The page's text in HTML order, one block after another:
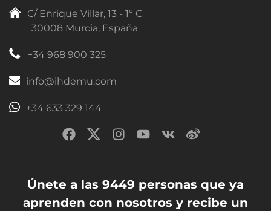
C/ Enrique Villar, 13 - 1º C
30008 Murcia, España
+34 968 900 325
info@ihdemu.com
+34 633 329 144
Únete a las 9449 personas que ya
aprenden con nosotros y recibe un